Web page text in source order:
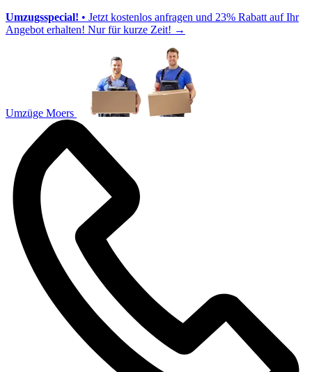
Umzugsspecial! • Jetzt kostenlos anfragen und 23% Rabatt auf Ihr
Angebot erhalten! Nur für kurze Zeit! →
Umzüge Moers